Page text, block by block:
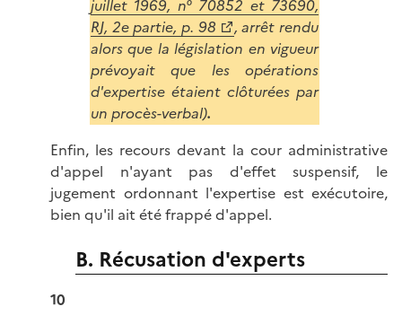
juillet 1969, n° 70852 et 73690,
RJ, 2e partie, p. 98
, arrêt rendu
alors que la législation en vigueur
prévoyait que les opérations
d'expertise étaient clôturées par
un procès-verbal).
Enfin, les recours devant la cour administrative
d'appel n'ayant pas d'effet suspensif, le
jugement ordonnant l'expertise est exécutoire,
bien qu'il ait été frappé d'appel.
B. Récusation d'experts
10